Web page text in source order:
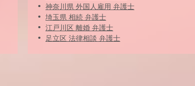
神奈川県 外国人雇用 弁護士
埼玉県 相続 弁護士
江戸川区 離婚 弁護士
足立区 法律相談 弁護士